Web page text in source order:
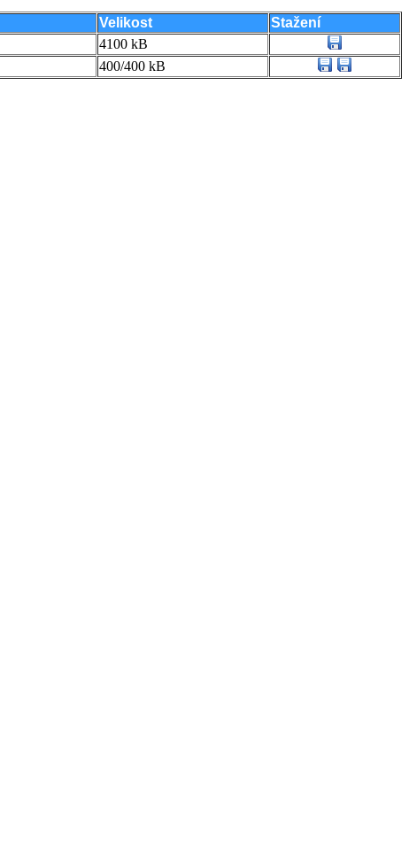
Velikost
Stažení
4100 kB
400/400 kB